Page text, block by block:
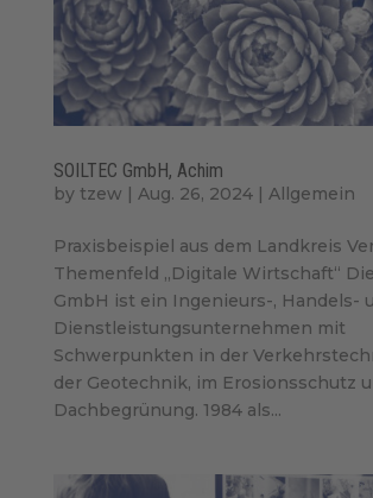
SOILTEC GmbH, Achim
by tzew | Aug. 26, 2024| Allgemein
Praxisbeispiel aus dem Landkreis
Themenfeld „Digitale Wirtschaft“
GmbH ist ein Ingenieurs-, Handels-
Dienstleistungsunternehmen mit
Schwerpunkten in der
der Geotechnik, im Erosionsschutz
Dachbegrünung. 1984 als...